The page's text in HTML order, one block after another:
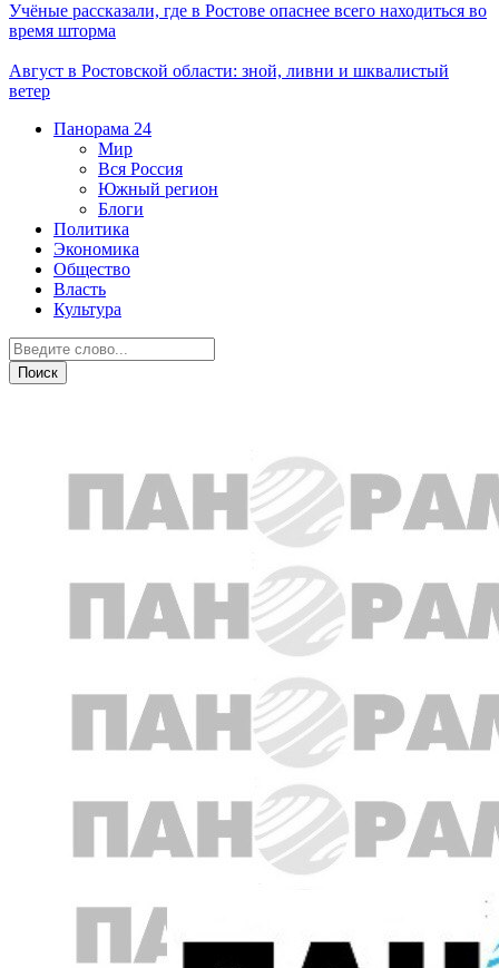
Учёные рассказали, где в Ростове опаснее всего находиться во
время шторма
Август в Ростовской области: зной, ливни и шквалистый
ветер
Панорама 24
Мир
Вся Россия
Южный регион
Блоги
Политика
Экономика
Общество
Власть
Культура